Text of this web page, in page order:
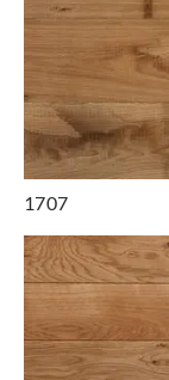
1707